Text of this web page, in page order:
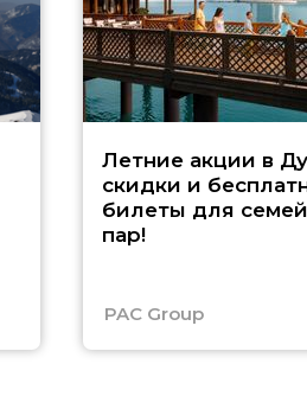
Летние акции в
скидки и
билеты для
пар!
PAC Group